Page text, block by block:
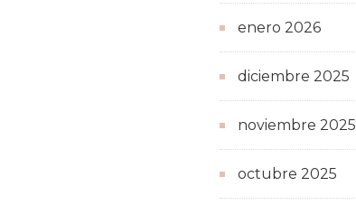
enero 2026
diciembre 2025
noviembre 2025
octubre 2025